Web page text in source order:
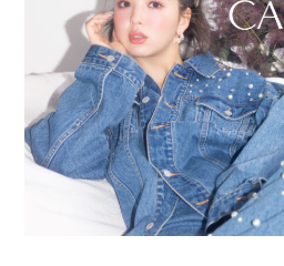
LOOK
PROFILE
SHOP LIST